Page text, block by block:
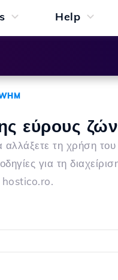
Help
εύρους
τη χρήση του
για τη
hostico.ro.